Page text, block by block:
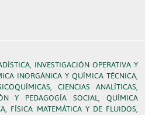
INVESTIGACIÓN OPERATIVA Y
INORGÁNICA Y QUÍMICA TÉCNICA,
CIENCIAS ANALÍTICAS,
Y PEDAGOGÍA SOCIAL, QUÍMICA
FÍSICA MATEMÁTICA Y DE FLUIDOS,